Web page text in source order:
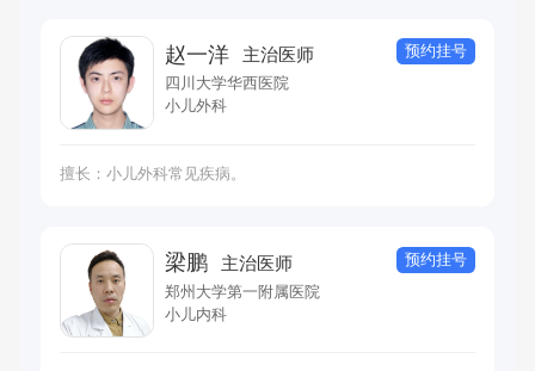
赵一洋 主治医师
四川大学华西医院
小儿外科
预约挂号
擅长：小儿外科常见疾病。
梁鹏 主治医师
郑州大学第一附属医院
小儿内科
预约挂号